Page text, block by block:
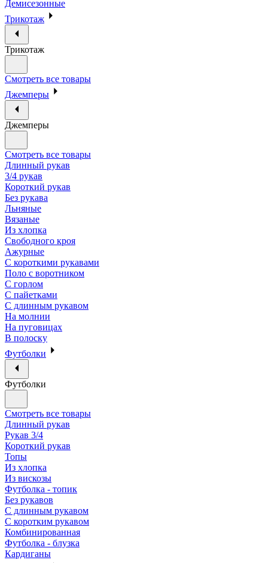
Демисезонные
Трикотаж
Трикотаж
Смотреть все товары
Джемперы
Джемперы
Смотреть все товары
Длинный рукав
3/4 рукав
Короткий рукав
Без рукава
Льняные
Вязаные
Из хлопка
Свободного кроя
Ажурные
С короткими рукавами
Поло с воротником
С горлом
С пайетками
С длинным рукавом
На молнии
На пуговицах
В полоску
Футболки
Футболки
Смотреть все товары
Длинный рукав
Рукав 3/4
Короткий рукав
Топы
Из хлопка
Из вискозы
Футболка - топик
Без рукавов
С длинным рукавом
С коротким рукавом
Комбинированная
Футболка - блузка
Кардиганы